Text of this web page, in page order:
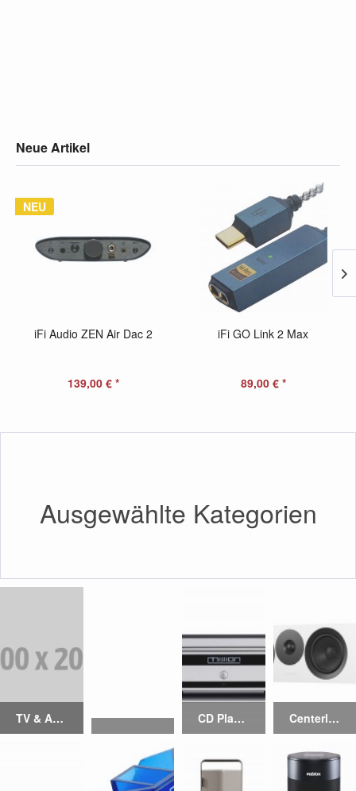
TV & Audio CD Player Centerlautsprecher
Neue Artikel
NEU
iFi Audio ZEN Air Dac 2
139,00 € *
iFi GO Link 2 Max
89,00 € *
Ausgewählte Kategorien